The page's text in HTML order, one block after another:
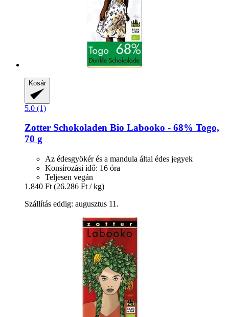
Kosár
5.0 (1)
Zotter Schokoladen Bio Labooko -​ 68% Togo,
70 g
Az édesgyökér és a mandula által édes jegyek
Konsírozási idő: 16 óra
Teljesen vegán
1.840 Ft (26.286 Ft / kg)
Szállítás eddig: augusztus 11.